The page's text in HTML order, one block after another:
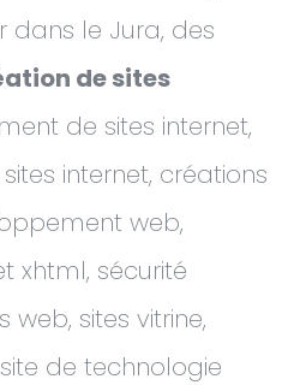
dans le Jura, des
de sites
de sites internet,
internet, créations
web,
xhtml, sécurité
web, sites vitrine,
de technologie